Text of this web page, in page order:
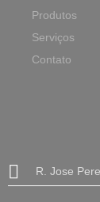
Produtos
Serviços
Contato
R. Jose